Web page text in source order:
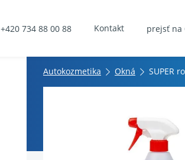
+420 734 88 00 88 Kontakt prejsť na
Autokozmetika Okná SUPER